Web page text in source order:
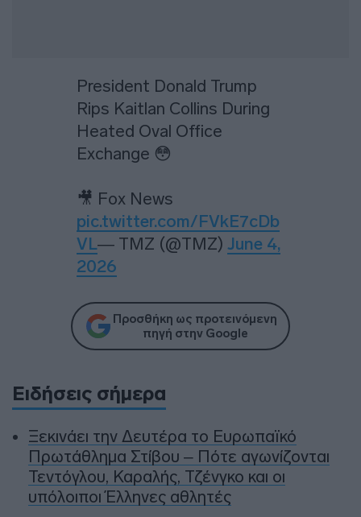
President Donald Trump
Rips Kaitlan Collins During
Heated Oval Office
Exchange 😳
🎥 Fox News
pic.twitter.com/FVkE7cDb
VL— TMZ (@TMZ) June 4,
2026
Προσθήκη ως προτεινόμενη
πηγή στην Google
Ειδήσεις σήμερα
Ξεκινάει την Δευτέρα το Ευρωπαϊκό
Πρωτάθλημα Στίβου – Πότε αγωνίζονται
Τεντόγλου, Καραλής, Τζένγκο και οι
υπόλοιποι Έλληνες αθλητές